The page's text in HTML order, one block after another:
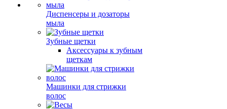
Диспенсеры и дозаторы
мыла
Зубные щетки
Аксессуары к зубным
щеткам
Машинки для стрижки
волос